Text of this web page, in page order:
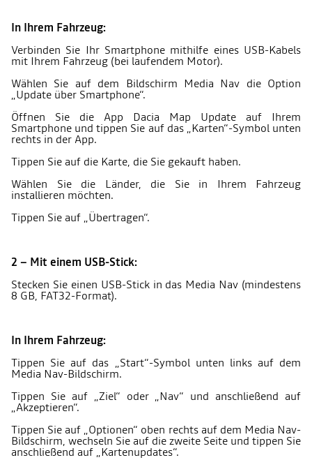
In Ihrem Fahrzeug:
Verbinden Sie Ihr Smartphone mithilfe eines USB-Kabels
mit Ihrem Fahrzeug (bei laufendem Motor).
Wählen Sie auf dem Bildschirm Media Nav die Option
„Update über Smartphone“.
Öffnen Sie die App Dacia Map Update auf Ihrem
Smartphone und tippen Sie auf das „Karten“-Symbol unten
rechts in der App.
Tippen Sie auf die Karte, die Sie gekauft haben.
Wählen Sie die Länder, die Sie in Ihrem Fahrzeug
installieren möchten.
Tippen Sie auf „Übertragen“.
2 – Mit einem USB-Stick:
Stecken Sie einen USB-Stick in das Media Nav (mindestens
8 GB, FAT32-Format).
In Ihrem Fahrzeug:
Tippen Sie auf das „Start“-Symbol unten links auf dem
Media Nav-Bildschirm.
Tippen Sie auf „Ziel“ oder „Nav“ und anschließend auf
„Akzeptieren“.
Tippen Sie auf „Optionen“ oben rechts auf dem Media Nav-
Bildschirm, wechseln Sie auf die zweite Seite und tippen Sie
anschließend auf „Kartenupdates“.